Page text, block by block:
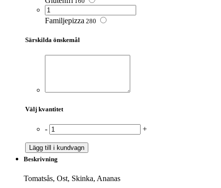
Familjepizza 280
Särskilda önskemål
Välj kvantitet
- +
Lägg till i kundvagn
Beskrivning
Tomatsås, Ost, Skinka, Ananas